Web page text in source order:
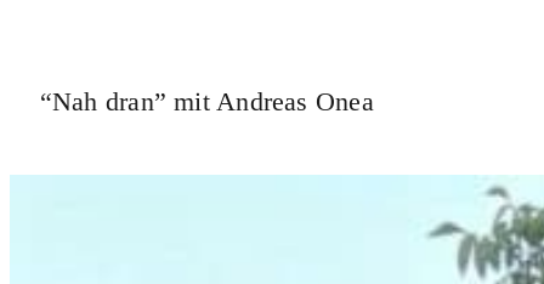
“Nah dran” mit Andreas Onea